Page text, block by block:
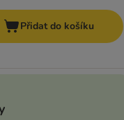
Přidat do košíku